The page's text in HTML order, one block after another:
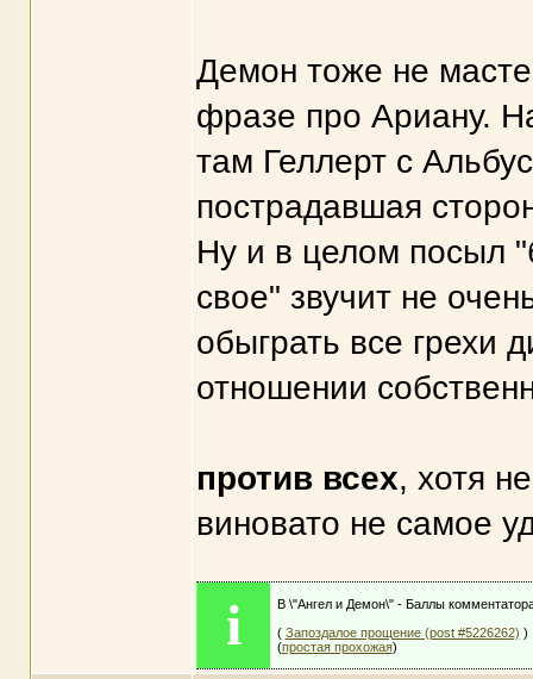
Демон тоже не
фразе про Ариану.
там Геллерт с
пострадавшая
Ну и в целом посыл
свое" звучит не
обыграть все грехи
отношении
против всех, хотя
виновато не самое
i
В \"Ангел и Демон\" - Баллы
( Запоздалое прощение (post #5226262) )
(простая прохожая)